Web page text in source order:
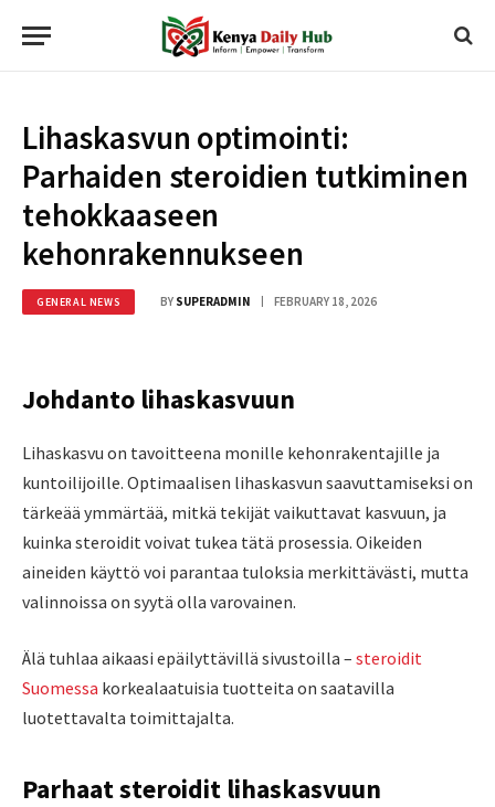
Lihaskasvun optimointi:
Parhaiden steroidien tutkiminen
tehokkaaseen
kehonrakennukseen
GENERAL NEWS BY SUPERADMIN FEBRUARY 18, 2026
Johdanto lihaskasvuun
Lihaskasvu on tavoitteena monille kehonrakentajille ja
kuntoilijoille. Optimaalisen lihaskasvun saavuttamiseksi on
tärkeää ymmärtää, mitkä tekijät vaikuttavat kasvuun, ja
kuinka steroidit voivat tukea tätä prosessia. Oikeiden
aineiden käyttö voi parantaa tuloksia merkittävästi, mutta
valinnoissa on syytä olla varovainen.
Älä tuhlaa aikaasi epäilyttävillä sivustoilla – steroidit
Suomessa korkealaatuisia tuotteita on saatavilla
luotettavalta toimittajalta.
Parhaat steroidit lihaskasvuun